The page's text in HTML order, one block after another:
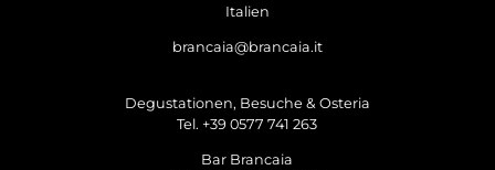
Italien
brancaia@brancaia.it
Degustationen, Besuche & Osteria
Tel. +39 0577 741 263
Bar Brancaia